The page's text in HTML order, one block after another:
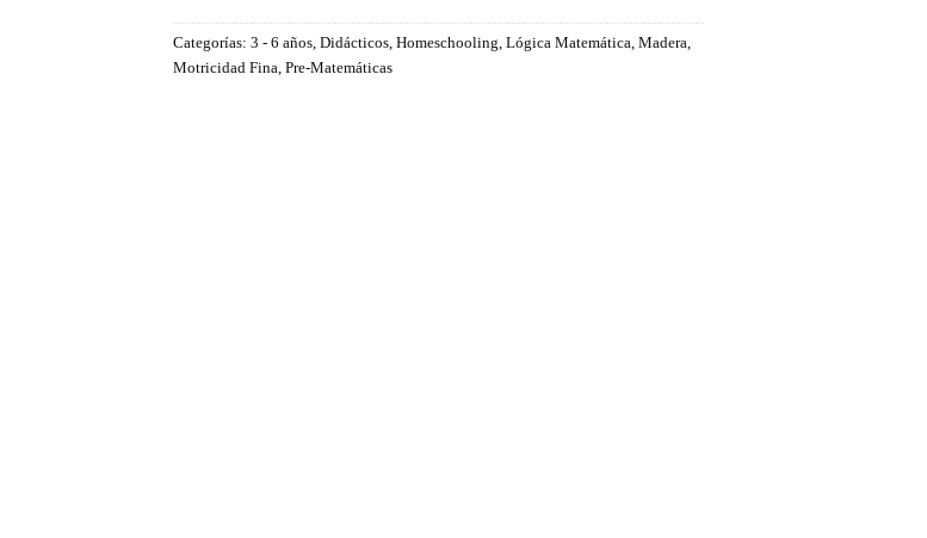
Categorías: 3 - 6 años, Didácticos, Homeschooling, Lógica Matemática, Madera,
Motricidad Fina, Pre-Matemáticas